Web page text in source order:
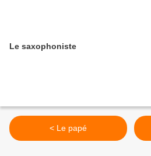
Le saxophoniste
< Le papé